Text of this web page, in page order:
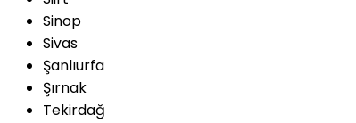
Sinop
Sivas
Şanlıurfa
Şırnak
Tekirdağ